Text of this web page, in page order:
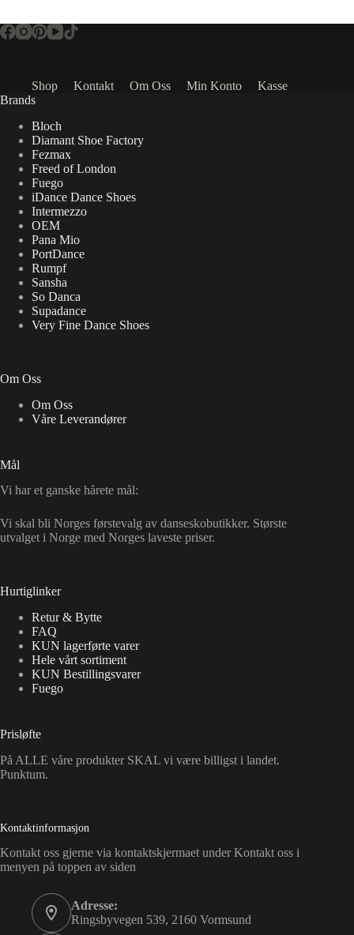
Shop Kontakt Om Oss Min Konto
Kasse
Brands
Bloch
Diamant Shoe Factory
Fezmax
Freed of London
Fuego
iDance Dance Shoes
Intermezzo
OEM
Pana Mio
PortDance
Rumpf
Sansha
So Danca
Supadance
Very Fine Dance Shoes
Om Oss
Om Oss
Våre Leverandører
Mål
Vi har et ganske hårete mål:
Vi skal bli Norges førstevalg av danseskobutikker. Største
utvalget i Norge med Norges laveste priser.
Hurtiglinker
Retur & Bytte
FAQ
KUN lagerførte varer
Hele vårt sortiment
KUN Bestillingsvarer
Fuego
Prisløfte
På ALLE våre produkter SKAL vi være billigst i landet.
Punktum.
Kontaktinformasjon
Kontakt oss gjerne via kontaktskjermaet under Kontakt oss i
menyen på toppen av siden
Adresse:
Ringsbyvegen 539, 2160 Vormsund